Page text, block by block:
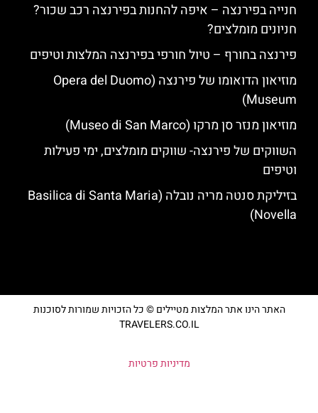
חנייה בפירנצה – איפה להחנות בפירנצה רכב שכור?
חניונים מומלצים?
פירנצה בחורף – טיול חורפי בפירנצה המלצות וטיפים
מוזיאון הדואומו של פירנצה (Opera del Duomo
Museum)
מוזיאון מנזר סן מרקו (Museo di San Marco)
השווקים של פירנצה- שווקים מומלצים, ימי פעילות
וטיפים
בזיליקת סנטה מריה נובלה (Basilica di Santa Maria
Novella)
האתר הינו אתר המלצות מטיילים © כל הזכויות שמורות לסוכנות
TRAVELERS.CO.IL
מדיניות פרטיות